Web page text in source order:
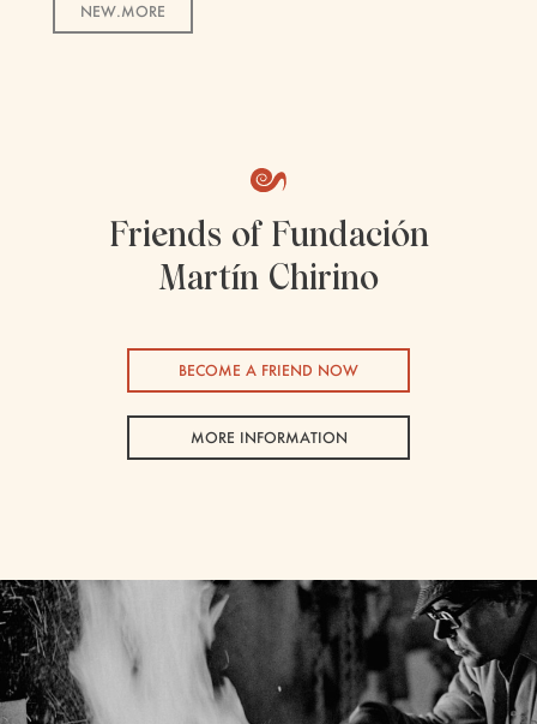
NEW.MORE
Friends of Fundación
Martín Chirino
BECOME A FRIEND NOW
MORE INFORMATION